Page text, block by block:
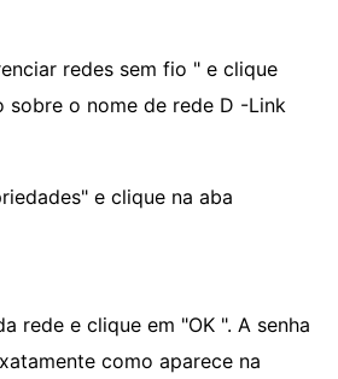
redes sem fio " e clique
o nome de rede D -Link
e clique na aba
rede e clique em "OK ". A senha
como aparece na